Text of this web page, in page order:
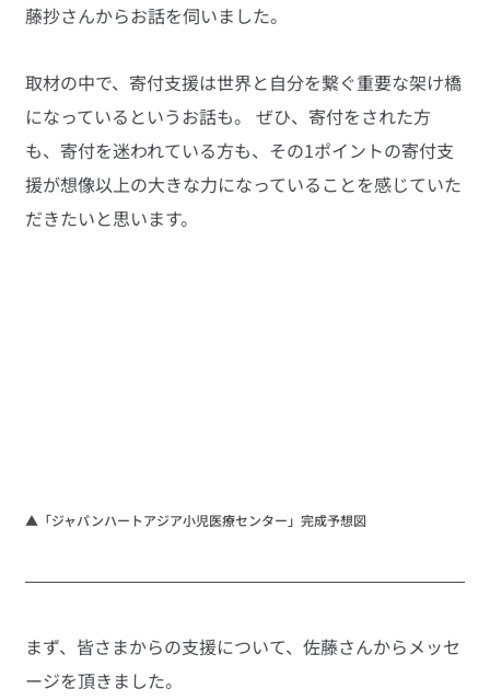
藤抄さんからお話を伺いました。
取材の中で、寄付支援は世界と自分を繋ぐ重要な架け橋
になっているというお話も。 ぜひ、寄付をされた方
も、寄付を迷われている方も、その1ポイントの寄付支
援が想像以上の大きな力になっていることを感じていた
だきたいと思います。
▲「ジャパンハートアジア小児医療センター」完成予想図
まず、皆さまからの支援について、佐藤さんからメッセ
ージを頂きました。